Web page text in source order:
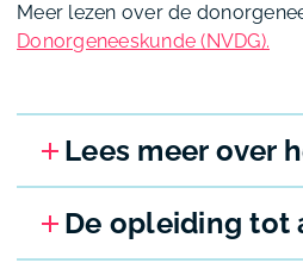
Meer lezen over de
Donorgeneeskunde (NVDG).
Lees meer over
De opleiding tot